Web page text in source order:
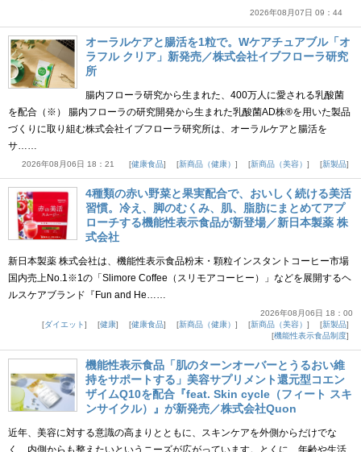
2026年08月07日 09：44
オーラルケアと腸活を1粒で。Wケアチュアブル「オ
ラフル クリア」新発売／株式会社イブフローラ研究
所
腸内フローラ研究から生まれた、400万人に愛される乳酸菌
を配合（※） 腸内フローラの研究開発から生まれた乳酸菌AD株®を用いた製品
づくりに取り組む株式会社イブフローラ研究所は、オーラルケアと腸活を
サ……
2026年08月06日 18：21 健康食品 新商品（健康） 新商品（美容） 新製品
4種類の赤い野菜と果実配合で、おいしく続ける美活
習慣。冷え、脚のむくみ、肌、脂肪にまとめてアプ
ローチする機能性表示食品が新登場／新日本製薬 株
式会社
新日本製薬 株式会社は、機能性表示食品粉末・顆粒インスタントコーヒー市場
国内売上No.1※1の「Slimore Coffee（スリモアコーヒー）」などを展開するヘ
ルスケアブランド『Fun and He……
2026年08月06日 18：00
ダイエット
健康 健康食品 新商品（健康） 新商品（美容）
新製品
機能性表示食品制度
機能性表示食品「肌のターンオーバーとうるおい維
持をサポートする」美容サプリメント還元型コエン
ザイムQ10を配合『feat. Skin cycle（フィート スキ
ンサイクル）』が新発売／株式会社Quon
近年、美容に対する意識の高まりとともに、スキンケアを外側からだけでな
く、内側からも整えたいというニーズが広がっています。とくに、年齢や生活